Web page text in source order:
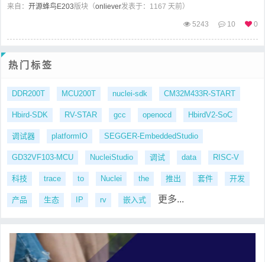
来自： 开源蜂鸟E203版块（onliever发表于：1167 天前）
5243 10 0
热门标签
DDR200T MCU200T nuclei-sdk CM32M433R-START
Hbird-SDK RV-STAR gcc openocd HbirdV2-SoC
调试器 platformIO SEGGER-EmbeddedStudio
GD32VF103-MCU NucleiStudio 调试 data RISC-V
科技 trace to Nuclei the 推出 套件 开发
产品 生态 IP rv 嵌入式 更多...